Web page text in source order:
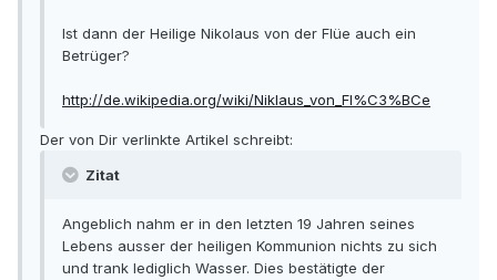
Ist dann der Heilige Nikolaus von der Flüe auch ein
Betrüger?
http://de.wikipedia.org/wiki/Niklaus_von_Fl%C3%BCe
Der von Dir verlinkte Artikel schreibt:
Zitat
Angeblich nahm er in den letzten 19 Jahren seines
Lebens ausser der heiligen Kommunion nichts zu sich
und trank lediglich Wasser. Dies bestätigte der